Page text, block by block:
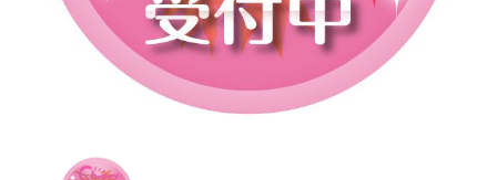
景品・玩具・文具
販促用カプセルトイ